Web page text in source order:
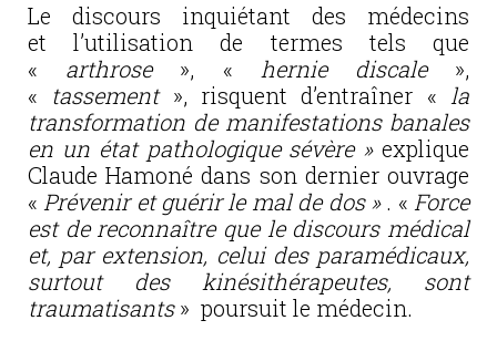
Le discours inquiétant des médecins
et l’utilisation de termes tels que
« arthrose», « hernie discale »,
« tassement », risquent d’entraîner « la
transformation de manifestations banales
en un état pathologique sévère » explique
Claude Hamoné dans son dernier ouvrage
« Prévenir et guérir le mal de dos ». « Force
est de reconnaître que le discours médical
et, par extension, celui des paramédicaux,
surtout des kinésithérapeutes, sont
traumatisants» poursuit le médecin.